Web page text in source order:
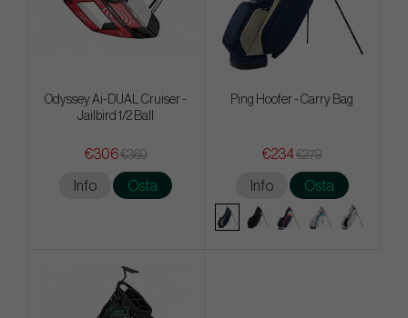
Odyssey Ai-DUAL Cruiser -
Jailbird 1/2 Ball
€306€360
Info Osta
Ping Hoofer - Carry Bag
€234€279
Info Osta